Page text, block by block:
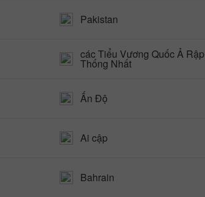
Pakistan
các Tiểu Vương Quốc Ả Rập
Thống Nhất
Ấn Độ
Ai cập
Bahrain